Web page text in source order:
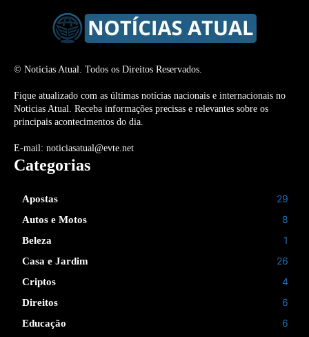
© Noticias Atual. Todos os Direitos Reservados.
Fique atualizado com as últimas notícias nacionais e internacionais no
Noticias Atual. Receba informações precisas e relevantes sobre os
principais acontecimentos do dia.
E-mail: noticiasatual@evte.net
Categorias
Apostas 29
Autos e Motos 8
Beleza 1
Casa e Jardim 26
Criptos 4
Direitos 6
Educação 6